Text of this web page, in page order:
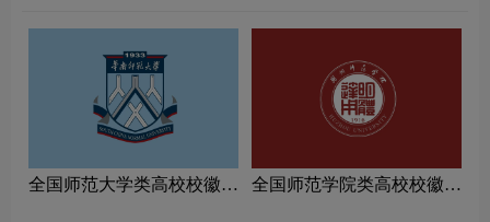
全国师范大学类高校校徽设
全国师范学院类高校校徽设